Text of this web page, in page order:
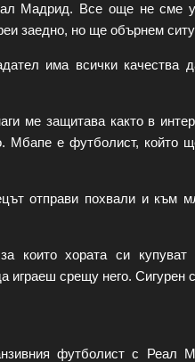
Мадрид. Все още не сме
заедно, но ще обърнем
има всички качества
ме защитава както в
Мбапе е футболист, който
отправи похвали и към
които хората си
играеш срещу него. Сигурен
футболист с Реал